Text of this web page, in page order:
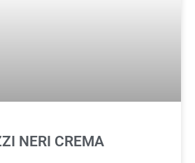
NERI CREMA